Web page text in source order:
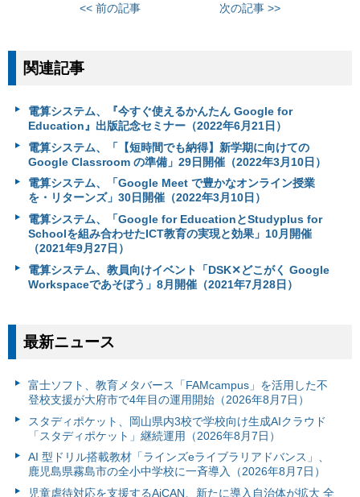
<< 前の記事 次の記事 >>
関連記事
電算システム、『今すぐ使えるかんたん Google for
Education』出版記念セミナー（2022年6月21日）
電算システム、「【短時間でも納得】新学期に向けての
Google Classroom の準備」29日開催（2022年3月10日）
電算システム、「Google Meet で豊かなオンライン授業
を・リターンズ」30日開催（2022年3月10日）
電算システム、「Google for EducationとStudyplus for
Schoolを組み合わせたICT教育の実現と効果」10月開催
（2021年9月27日）
電算システム、教員向けイベント「DSK✕どこがく Google
Workspaceであそぼう」8月開催（2021年7月28日）
最新ニュース
富⼠ソフト、教育メタバース「FAMcampus」を活用した不
登校支援が大府市で4年目の運用開始（2026年8月7日）
スタディポケット、岡山県内3校で学校向け生成AIクラウド
「スタディポケット」継続運用（2026年8月7日）
AI 型ドリル搭載教材「ラインズeライブラリアドバンス」、
鹿児島県霧島市の全小中学校に一斉導入（2026年8月7日）
児童虐待対応を支援するAiCAN、新たに導入自治体が拡大 全